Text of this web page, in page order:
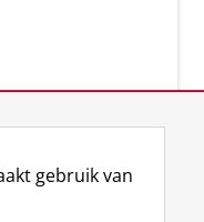
gebruik van